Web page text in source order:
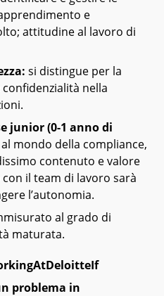
e
attitudine al lavoro di
si distingue per la
nella
junior (0-1 anno di
mondo della compliance,
contenuto e valore
il team di lavoro sarà
l’autonomia.
al grado di
maturata.
problema in